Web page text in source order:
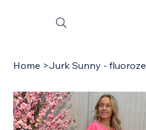
Home >Jurk Sunny - fluoroze